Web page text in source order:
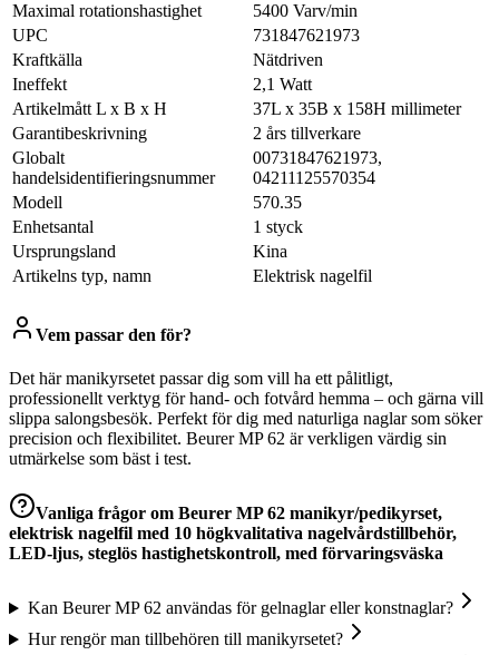
Maximal rotationshastighet
5400 Varv/min
UPC
731847621973
Kraftkälla
Nätdriven
Ineffekt
2,1 Watt
Artikelmått L x B x H
37L x 35B x 158H millimeter
Garantibeskrivning
2 års tillverkare
Globalt
handelsidentifieringsnummer
00731847621973,
04211125570354
Modell
570.35
Enhetsantal
1 styck
Ursprungsland
Kina
Artikelns typ, namn
Elektrisk nagelfil
Vem passar den för?
Det här manikyrsetet passar dig som vill ha ett pålitligt,
professionellt verktyg för hand- och fotvård hemma – och gärna vill
slippa salongsbesök. Perfekt för dig med naturliga naglar som söker
precision och flexibilitet. Beurer MP 62 är verkligen värdig sin
utmärkelse som bäst i test.
Vanliga frågor om Beurer MP 62 manikyr/pedikyrset,
elektrisk nagelfil med 10 högkvalitativa nagelvårdstillbehör,
LED-ljus, steglös hastighetskontroll, med förvaringsväska
Kan Beurer MP 62 användas för gelnaglar eller konstnaglar?
Hur rengör man tillbehören till manikyrsetet?